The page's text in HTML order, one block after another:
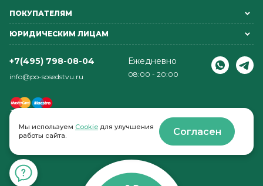
ПОКУПАТЕЛЯМ
ЮРИДИЧЕСКИМ ЛИЦАМ
+7(495) 798-08-04
info@po-sosedstvu.ru
Ежедневно
08:00 - 20:00
© 2022-2026 . По соседству
Мы используем Cookie для улучшения
работы сайта.
Согласен